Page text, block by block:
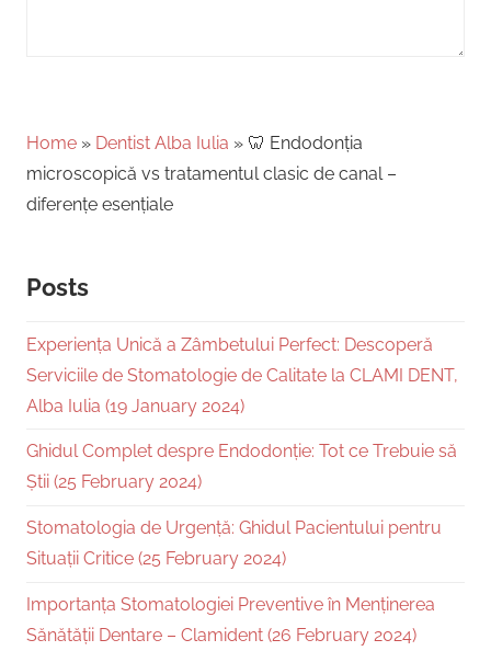
Home » Dentist Alba Iulia » 🦷 Endodonția
microscopică vs tratamentul clasic de canal –
diferențe esențiale
Posts
Experiența Unică a Zâmbetului Perfect: Descoperă
Serviciile de Stomatologie de Calitate la CLAMI DENT,
Alba Iulia (19 January 2024)
Ghidul Complet despre Endodonție: Tot ce Trebuie să
Știi (25 February 2024)
Stomatologia de Urgență: Ghidul Pacientului pentru
Situații Critice (25 February 2024)
Importanța Stomatologiei Preventive în Menținerea
Sănătății Dentare – Clamident (26 February 2024)